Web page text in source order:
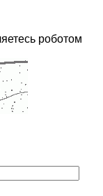
роботом